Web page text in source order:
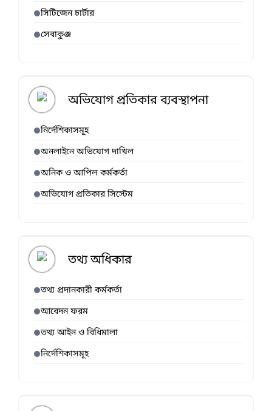
সিটিজেন চার্টার
সেবাকুঞ্জ
অভিযোগ প্রতিকার ব্যবস্থাপনা
নির্দেশিকাসমূহ
অনলাইনে অভিযোগ দাখিল
অনিক ও আপিল কর্মকর্তা
অভিযোগ প্রতিকার সিস্টেম
তথ্য অধিকার
তথ্য প্রদানকারী কর্মকর্তা
আবেদন ফরম
তথ্য আইন ও বিধিমালা
নির্দেশিকাসমূহ